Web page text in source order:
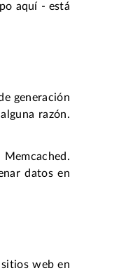
aquí - está
generación
razón.
datos en
web en